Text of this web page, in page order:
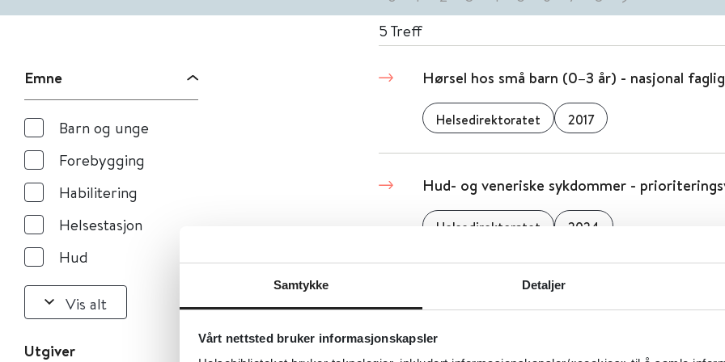
Samtykke Detaljer
Vårt nettsted bruker informasjonskapsler
Emne
Barn og unge
Forebygging
Habilitering
Helsestasjon
Hud
Vis alt
Utgiver
5 Treff
Hørsel hos små barn (0–3 år) - nasjonal
Helsedirektoratet 2017
Hud- og veneriske sykdommer -
Helsedirektoratet 2024
HPV - humant papillomavirus (FHI)
Folkehelseinstituttet (FHI)